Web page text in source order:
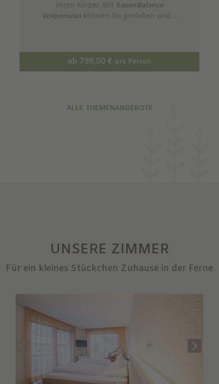
Ihren Körper. Mit BasenBalance
Vollpension können Sie genießen und ...
ab 798,00 € pro Person
ALLE THEMENANGEBOTE
UNSERE ZIMMER
Für ein kleines Stückchen Zuhause in der Ferne